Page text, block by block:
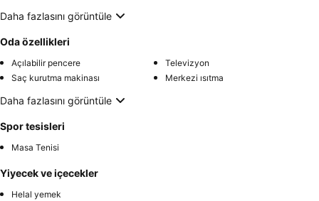
Daha fazlasını görüntüle
Oda özellikleri
Açılabilir pencere
Televizyon
Saç kurutma makinası
Merkezi ısıtma
Daha fazlasını görüntüle
Spor tesisleri
Masa Tenisi
Yiyecek ve içecekler
Helal yemek